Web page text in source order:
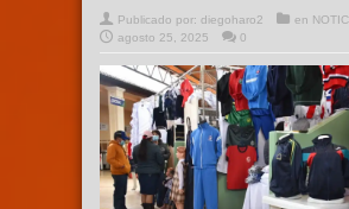
Publicado por: diegoharo2 en
agosto 25, 2025
0